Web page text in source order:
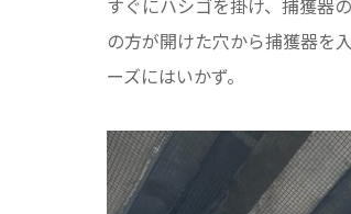
すぐにハシゴを掛け、捕獲器
の方が開けた穴から捕獲器を
ーズにはいかず。